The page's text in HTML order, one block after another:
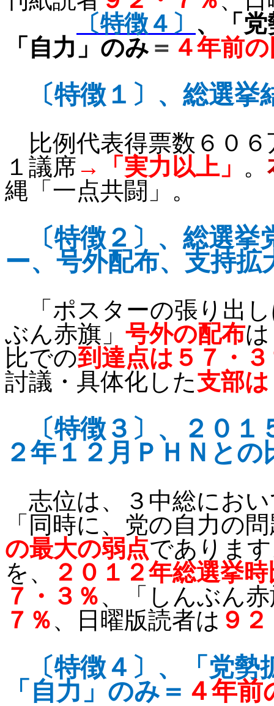
〔特徴４〕 、「
「自力」のみ ＝ ４年前
〔特徴１〕、総選挙
比例代表得票数６０
１議席 →「実力以上」 。
縄「一点共闘」。
〔特徴２〕、総選
ー、号外配布、支持拡
「 ポスターの張り出
ぶん赤旗」 号外の配布は
比での到達点は５７・
討議・具体化した支部
〔特徴３〕、
２０１
２年１２月ＰＨＮとの
志位は、３中総にお
「 同時に、党の自力の
の最大の弱点でありま
を、
２０１２年総選挙時
７・３％、「しんぶん
７％、日曜版読者は ９
〔特徴４〕、「党勢
「自力」のみ＝ ４年前